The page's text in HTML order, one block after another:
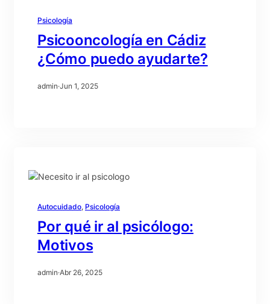
Psicología
Psicooncología en Cádiz
¿Cómo puedo ayudarte?
admin·Jun 1, 2025
Autocuidado, Psicología
Por qué ir al psicólogo:
Motivos
admin·Abr 26, 2025